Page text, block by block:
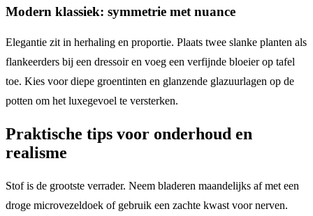
Modern klassiek: symmetrie met nuance
Elegantie zit in herhaling en proportie. Plaats twee slanke planten als
flankeerders bij een dressoir en voeg een verfijnde bloeier op tafel
toe. Kies voor diepe groentinten en glanzende glazuurlagen op de
potten om het luxegevoel te versterken.
Praktische tips voor onderhoud en
realisme
Stof is de grootste verrader. Neem bladeren maandelijks af met een
droge microvezeldoek of gebruik een zachte kwast voor nerven.